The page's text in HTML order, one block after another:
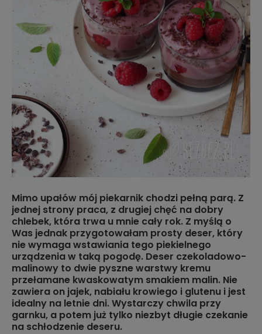
Mimo upałów mój piekarnik chodzi pełną parą. Z
jednej strony praca, z drugiej chęć na dobry
chlebek, która trwa u mnie cały rok. Z myślą o
Was jednak przygotowałam prosty deser, który
nie wymaga wstawiania tego piekielnego
urządzenia w taką pogodę. Deser czekoladowo-
malinowy to dwie pyszne warstwy kremu
przełamane kwaskowatym smakiem malin. Nie
zawiera on jajek, nabiału krowiego i glutenu i jest
idealny na letnie dni. Wystarczy chwila przy
garnku, a potem już tylko niezbyt długie czekanie
na schłodzenie deseru.